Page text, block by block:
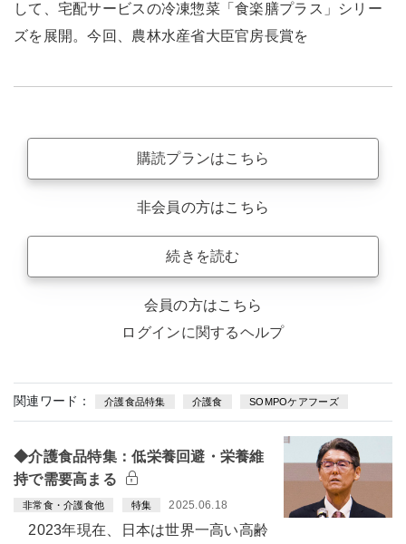
して、宅配サービスの冷凍惣菜「食楽膳プラス」シリー
ズを展開。今回、農林水産省大臣官房長賞を
購読プランはこちら
非会員の方はこちら
続きを読む
会員の方はこちら
ログインに関するヘルプ
関連ワード： 介護食品特集 介護食 SOMPOケアフーズ
◆介護食品特集：低栄養回避・栄養維
持で需要高まる
非常食・介護食他 特集 2025.06.18
2023年現在、日本は世界一高い高齢